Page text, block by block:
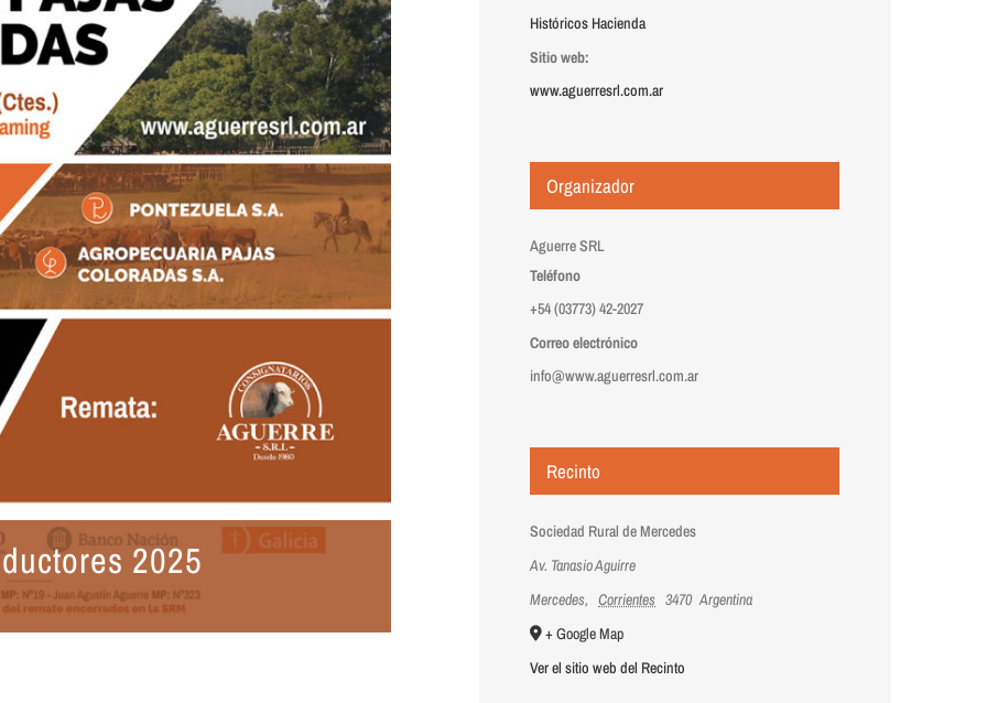
2025
Históricos Hacienda
Sitio web:
www.aguerresrl.com.ar
Organizador
Aguerre SRL
Teléfono
+54 (03773) 42-2027
Correo electrónico
info@www.aguerresrl.com.ar
Recinto
Sociedad Rural de Mercedes
Av. Tanasio Aguirre
Mercedes, Corrientes 3470 Argentina
+ Google Map
Ver el sitio web del Recinto